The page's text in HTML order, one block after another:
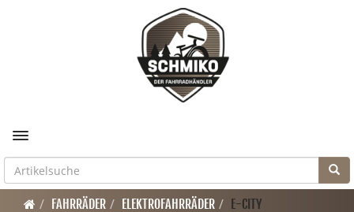
Toggle navigation
FAHRRÄDER ELEKTROFAHRRÄDER E-CITY